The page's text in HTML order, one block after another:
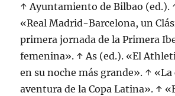
↑ Ayuntamiento de Bilbao (ed.).
«Real Madrid-Barcelona, un
primera jornada de la Primera
femenina». ↑ As (ed.). «El
en su noche más grande». ↑ «La
aventura de la Copa Latina». ↑